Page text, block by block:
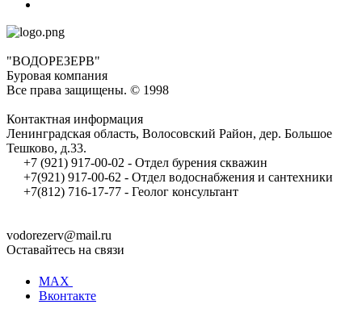
"ВОДОРЕЗЕРВ"
Буровая компания
Все права защищены. © 1998
Контактная информация
Ленинградская область, Волосовский Район, дер. Большое
Тешково, д.33.
+7 (921) 917-00-02 - Отдел бурения скважин
+7(921) 917-00-62 - Отдел водоснабжения и сантехники
+7(812) 716-17-77 - Геолог консультант
vodorezerv@mail.ru
Оставайтесь на связи
MAX
Вконтакте